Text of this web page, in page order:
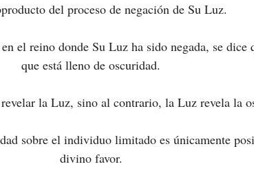
del proceso de negación de Su Luz.
el reino donde Su Luz ha sido negada, se dice
que está lleno de oscuridad.
la Luz, sino al contrario, la Luz revela la
sobre el individuo limitado es únicamente
divino favor.